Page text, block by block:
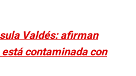
Valdés: afirman
contaminada con